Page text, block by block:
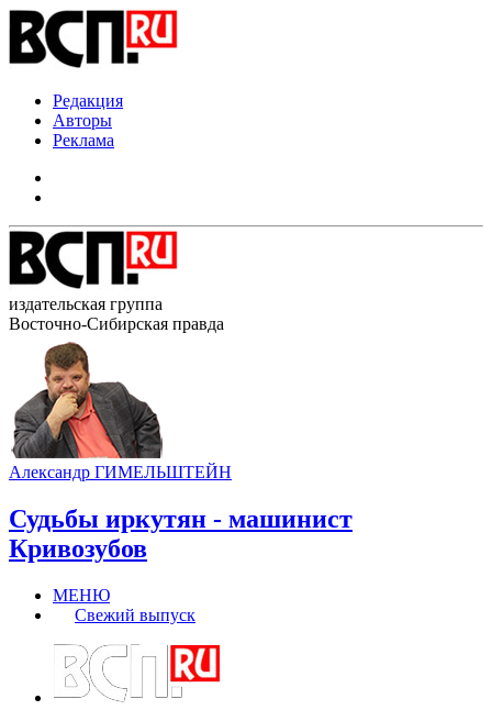
Редакция
Авторы
Реклама
издательская группа
Восточно-Сибирская правда
Александр ГИМЕЛЬШТЕЙН
Судьбы иркутян - машинист
Кривозубов
МЕНЮ
Свежий выпуск